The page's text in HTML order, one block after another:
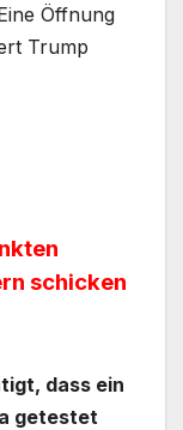
Öffnung
Trump
schicken
dass ein
getestet